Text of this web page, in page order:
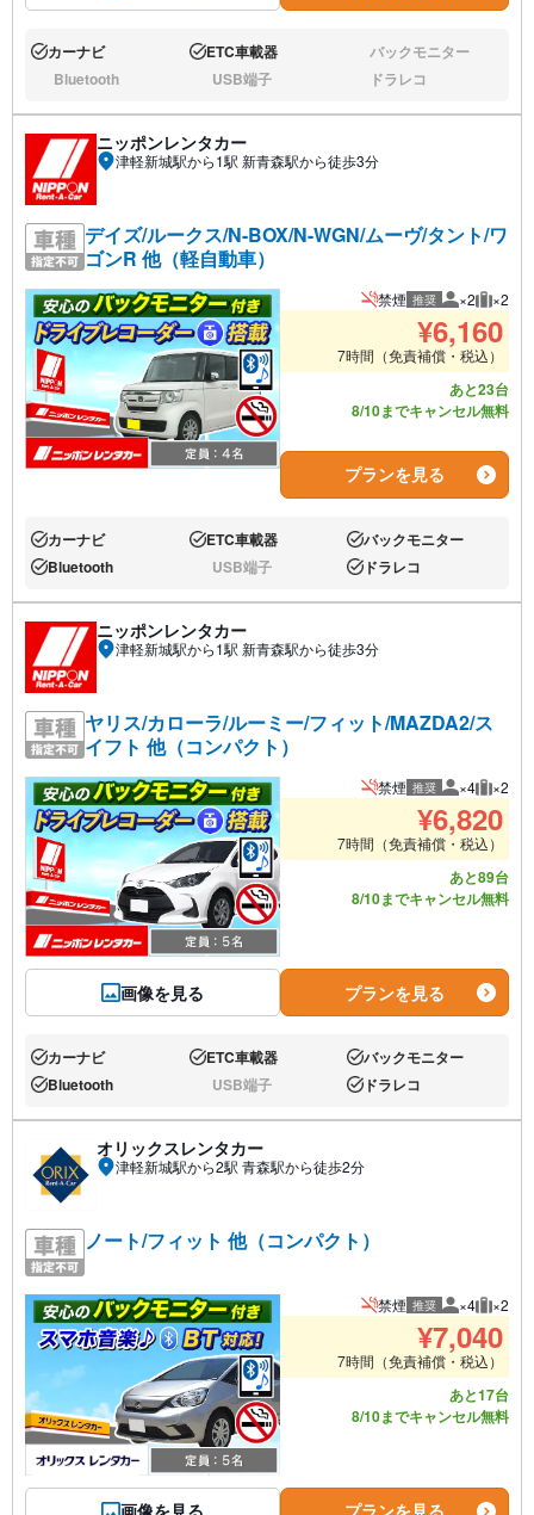
あり:カーナビ あり:ETC車載器 なし:バックモニター
なし:Bluetooth なし:USB端子 なし:ドラレコ
ニッポンレンタカー
津軽新城駅から1駅 新青森駅から徒歩3分
デイズ/ルークス/N-BOX/N-WGN/ムーヴ/タント/ワ
ゴンR 他（軽自動車）
禁煙 推奨 推奨人数
×2 推奨
×2
¥6,160
7時間（免責補償・税込）
あと23台
8/10までキャンセル無料
プランを見る
あり:カーナビ あり:ETC車載器 あり:バックモニター
あり:Bluetooth なし:USB端子 あり:ドラレコ
ニッポンレンタカー
津軽新城駅から1駅 新青森駅から徒歩3分
ヤリス/カローラ/ルーミー/フィット/MAZDA2/ス
イフト 他（コンパクト）
画像を見る
禁煙 推奨 推奨人数
×4 推奨
×2
¥6,820
7時間（免責補償・税込）
あと89台
8/10までキャンセル無料
プランを見る
あり:カーナビ あり:ETC車載器 あり:バックモニター
あり:Bluetooth なし:USB端子 あり:ドラレコ
オリックスレンタカー
津軽新城駅から2駅 青森駅から徒歩2分
ノート/フィット 他（コンパクト）
禁煙 推奨 推奨人数
×4 推奨
×2
¥7,040
7時間（免責補償・税込）
あと17台
8/10までキャンセル無料